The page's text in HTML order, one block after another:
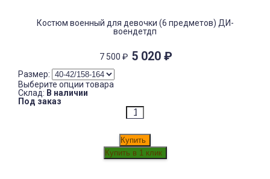
Костюм военный для девочки (6 предметов) ДИ-
воендетдп
7 500 ₽ 5 020 ₽
Размер:
Выберите опции товара
Склад: В наличии
Под заказ
Купить